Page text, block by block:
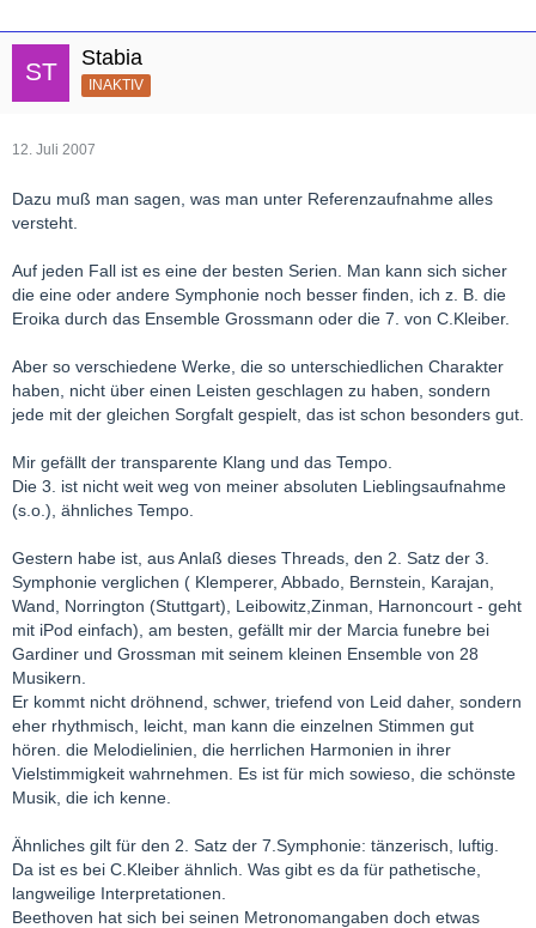
Stabia
INAKTIV
12. Juli 2007
Dazu muß man sagen, was man unter Referenzaufnahme alles
versteht.
Auf jeden Fall ist es eine der besten Serien. Man kann sich sicher
die eine oder andere Symphonie noch besser finden, ich z. B. die
Eroika durch das Ensemble Grossmann oder die 7. von C.Kleiber.
Aber so verschiedene Werke, die so unterschiedlichen Charakter
haben, nicht über einen Leisten geschlagen zu haben, sondern
jede mit der gleichen Sorgfalt gespielt, das ist schon besonders gut.
Mir gefällt der transparente Klang und das Tempo.
Die 3. ist nicht weit weg von meiner absoluten Lieblingsaufnahme
(s.o.), ähnliches Tempo.
Gestern habe ist, aus Anlaß dieses Threads, den 2. Satz der 3.
Symphonie verglichen ( Klemperer, Abbado, Bernstein, Karajan,
Wand, Norrington (Stuttgart), Leibowitz,Zinman, Harnoncourt - geht
mit iPod einfach), am besten, gefällt mir der Marcia funebre bei
Gardiner und Grossman mit seinem kleinen Ensemble von 28
Musikern.
Er kommt nicht dröhnend, schwer, triefend von Leid daher, sondern
eher rhythmisch, leicht, man kann die einzelnen Stimmen gut
hören. die Melodielinien, die herrlichen Harmonien in ihrer
Vielstimmigkeit wahrnehmen. Es ist für mich sowieso, die schönste
Musik, die ich kenne.
Ähnliches gilt für den 2. Satz der 7.Symphonie: tänzerisch, luftig.
Da ist es bei C.Kleiber ähnlich. Was gibt es da für pathetische,
langweilige Interpretationen.
Beethoven hat sich bei seinen Metronomangaben doch etwas